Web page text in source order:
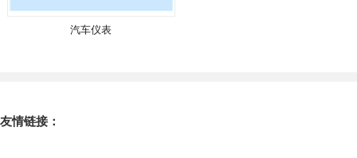
汽车仪表
友情链接：